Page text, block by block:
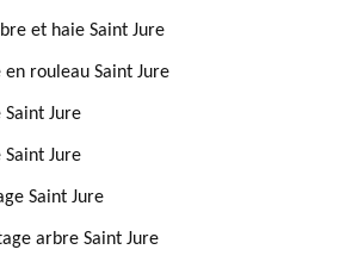
et haie Saint Jure
en rouleau Saint Jure
Jure
Saint Jure
Saint Jure
arbre Saint Jure